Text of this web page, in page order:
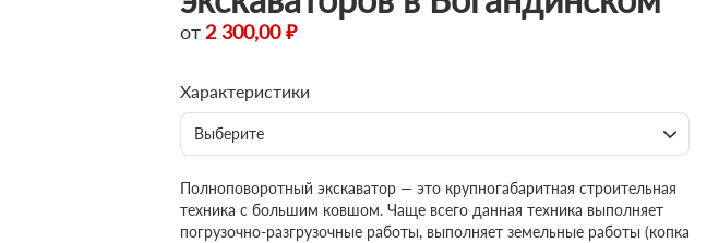
от 2 300,00 ₽
Характеристики
Выберите
Полноповоротный экскаватор — это крупногабаритная строительная
техника с большим ковшом. Чаще всего данная техника выполняет
погрузочно-разгрузочные работы, выполняет земельные работы (копка